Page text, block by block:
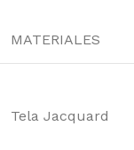
MATERIALES
Tela Jacquard